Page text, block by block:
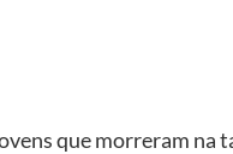
que morreram na